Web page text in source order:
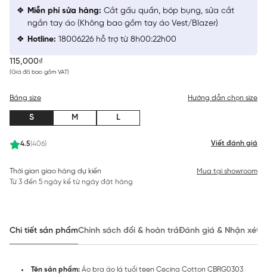
115,000₫
(Giá đã bao gồm VAT)
4.5(406) Viết đánh giá
Bảng size Hướng dẫn chọn size
S M L
Thời gian giao hàng dự kiến
Từ 3 đến 5 ngày kể từ ngày đặt hàng
Mua tại showroom
Miễn phí sửa hàng: Cắt gấu quần, bóp bụng, sửa cắt
ngắn tay áo (Không bao gồm tay áo Vest/Blazer)
Hotline: 18006226 hỗ trợ từ 8h00:22h00
Chi tiết sản phẩmChính sách đổi & hoàn trảĐánh giá & Nhận xét
Tên sản phẩm: Áo bra áo lá tuổi teen Cecina Cotton CBRG0303